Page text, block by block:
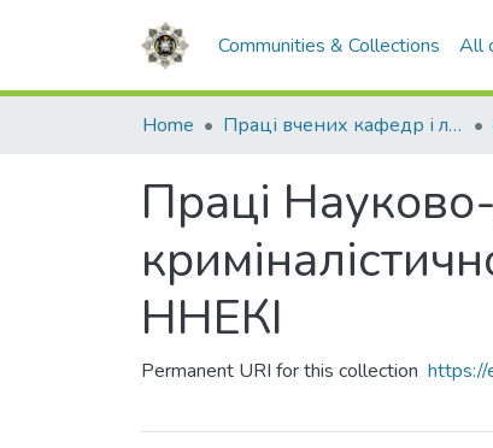
Communities & Collections All
Home Праці вчених кафедр і лабораторій
Праці Науково-
ННЕКІ
Permanent URI for this collection https://